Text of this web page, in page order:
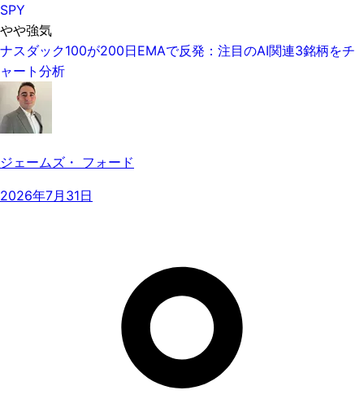
SPY
やや強気
ナスダック100が200日EMAで反発：注目のAI関連3銘柄をチ
ャート分析
ジェームズ・ フォード
2026年7月31日